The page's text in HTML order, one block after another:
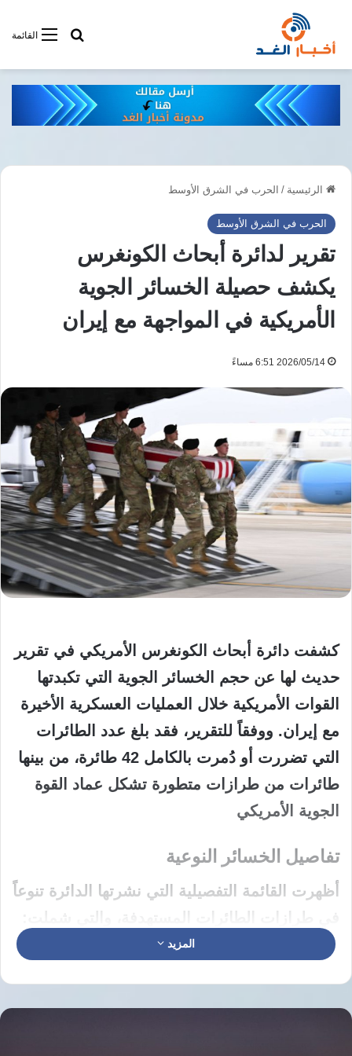
القائمةأبحت فى
الرئيسية / الحرب في الشرق الأوسط
الحرب في الشرق الأوسط
تقرير لدائرة أبحاث الكونغرس
يكشف حصيلة الخسائر الجوية
الأمريكية في المواجهة مع إيران
2026/05/14 6:51 مساءً
كشفت دائرة أبحاث الكونغرس الأمريكي في تقرير
حديث لها عن حجم الخسائر الجوية التي تكبدتها
القوات الأمريكية خلال العمليات العسكرية الأخيرة
مع إيران. ووفقاً للتقرير، فقد بلغ عدد الطائرات
التي تضررت أو دُمرت بالكامل 42 طائرة
، من بينها
طائرات من طرازات متطورة تشكل عماد القوة
الجوية الأمريكي
تفاصيل الخسائر النوعية
​أظهرت القائمة التفصيلية التي نشرتها الدائرة تنوعاً
المقاتلات التكنولوجية:إسقاط مقاتلة واحدة
المزيد